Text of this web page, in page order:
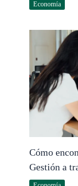
Economía
Cómo
Gestión a